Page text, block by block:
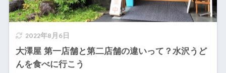
2022年8月6日
大澤屋 第一店舗と第二店舗の違いって？水沢うど
んを食べに行こう